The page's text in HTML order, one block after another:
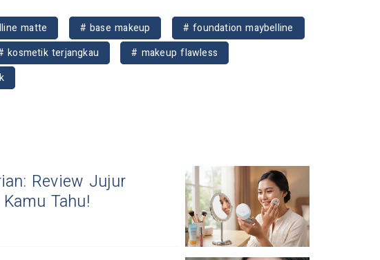
matte # base makeup
# foundation maybelline
kosmetik terjangkau
# makeup flawless
Review Jujur
Tahu!